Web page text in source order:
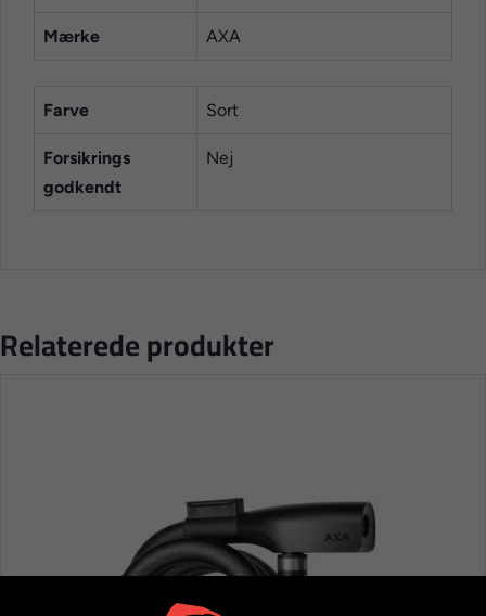
Mærke AXA
Farve Sort
Forsikrings
godkendt
Nej
Relaterede produkter